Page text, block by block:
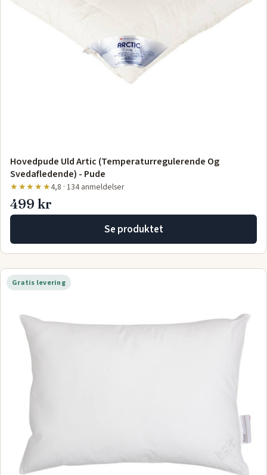
Hovedpude Uld Artic (Temperaturregulerende Og
Svedafledende) - Pude
★★★★★4,8 · 134 anmeldelser
499 kr
Se produktet
Gratis levering